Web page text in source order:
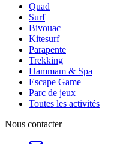
Quad
Surf
Bivouac
Kitesurf
Parapente
Trekking
Hammam & Spa
Escape Game
Parc de jeux
Toutes les activités
Nous contacter